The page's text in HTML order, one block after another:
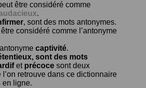
être considéré comme
.
, sont des mots antonymes.
considéré comme l’antonyme
captivité.
, sont des mots
et précoce sont deux
retrouve dans ce dictionnaire
en ligne.